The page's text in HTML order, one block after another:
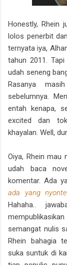
Honestly, Rhein
lolos penerbit
ternyata iya,
tahun 2011.
udah seneng
Rasanya
sebelumnya.
entah kenapa,
excited dan
khayalan. Well,
Oiya, Rhein mau
udah baca
komentar. Ada
ada yang
Hahaha..
mempublikasikan
semangat nulis
Rhein bahagia
suka suntuk di